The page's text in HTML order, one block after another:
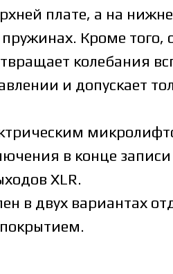
плате, а на
Кроме того,
колебания
и допускает
в конце
XLR.
в двух вариантах